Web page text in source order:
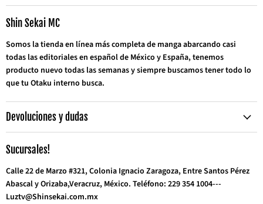
Correo
electrónico
FacebookInstagram
TikTokTwitterWhatsAppYouTube
Shin Sekai MC
Somos la tienda en línea más completa de manga abarcando casi
todas las editoriales en español de México y España, tenemos
producto nuevo todas las semanas y siempre buscamos tener todo lo
que tu Otaku interno busca.
Devoluciones y dudas
Sucursales!
Calle 22 de Marzo #321, Colonia Ignacio Zaragoza, Entre Santos Pérez
Abascal y Orizaba,Veracruz, México. Teléfono: 229 354 1004---
Luztv@Shinsekai.com.mx